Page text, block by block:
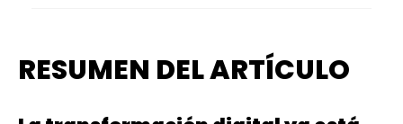
RESUMEN DEL ARTÍCULO